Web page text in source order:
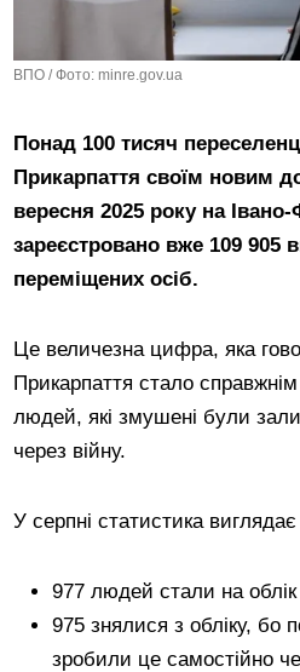
ВПО / Фото: minre.gov.ua
Понад 100 тисяч
Прикарпаття своїм новим
вересня 2025 року на
зареєстровано вже 109 905
переміщених осіб.
Це величезна цифра, яка
Прикарпаття стало
людей, які змушені були
через війну.
У серпні статистика виглядає
977 людей стали на облік
975 знялися з обліку, бо
зробили це самостійно